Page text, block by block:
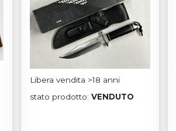
Libera vendita >18 anni
stato prodotto: VENDUTO